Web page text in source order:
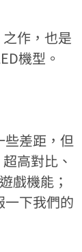
作，也是
機型。
些差距，但
高對比、
戲機能；
一下我們的